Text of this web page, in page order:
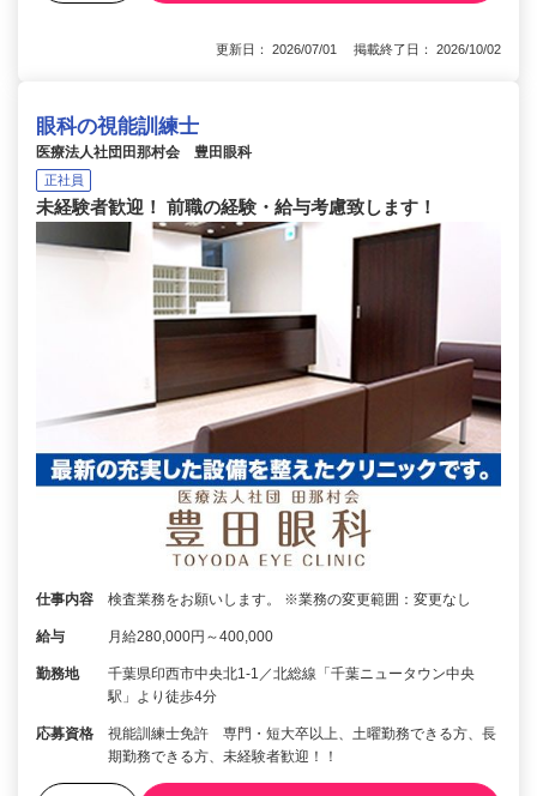
更新日： 2026/07/01 掲載終了日： 2026/10/02
眼科の視能訓練士
医療法人社団田那村会 豊田眼科
正社員
未経験者歓迎！ 前職の経験・給与考慮致します！
仕事内容 検査業務をお願いします。 ※業務の変更範囲：変更なし
給与 月給280,000円～400,000
勤務地
千葉県印西市中央北1-1／北総線「千葉ニュータウン中央
駅」より徒歩4分
応募資格
視能訓練士免許 専門・短大卒以上、土曜勤務できる方、長
期勤務できる方、未経験者歓迎！！